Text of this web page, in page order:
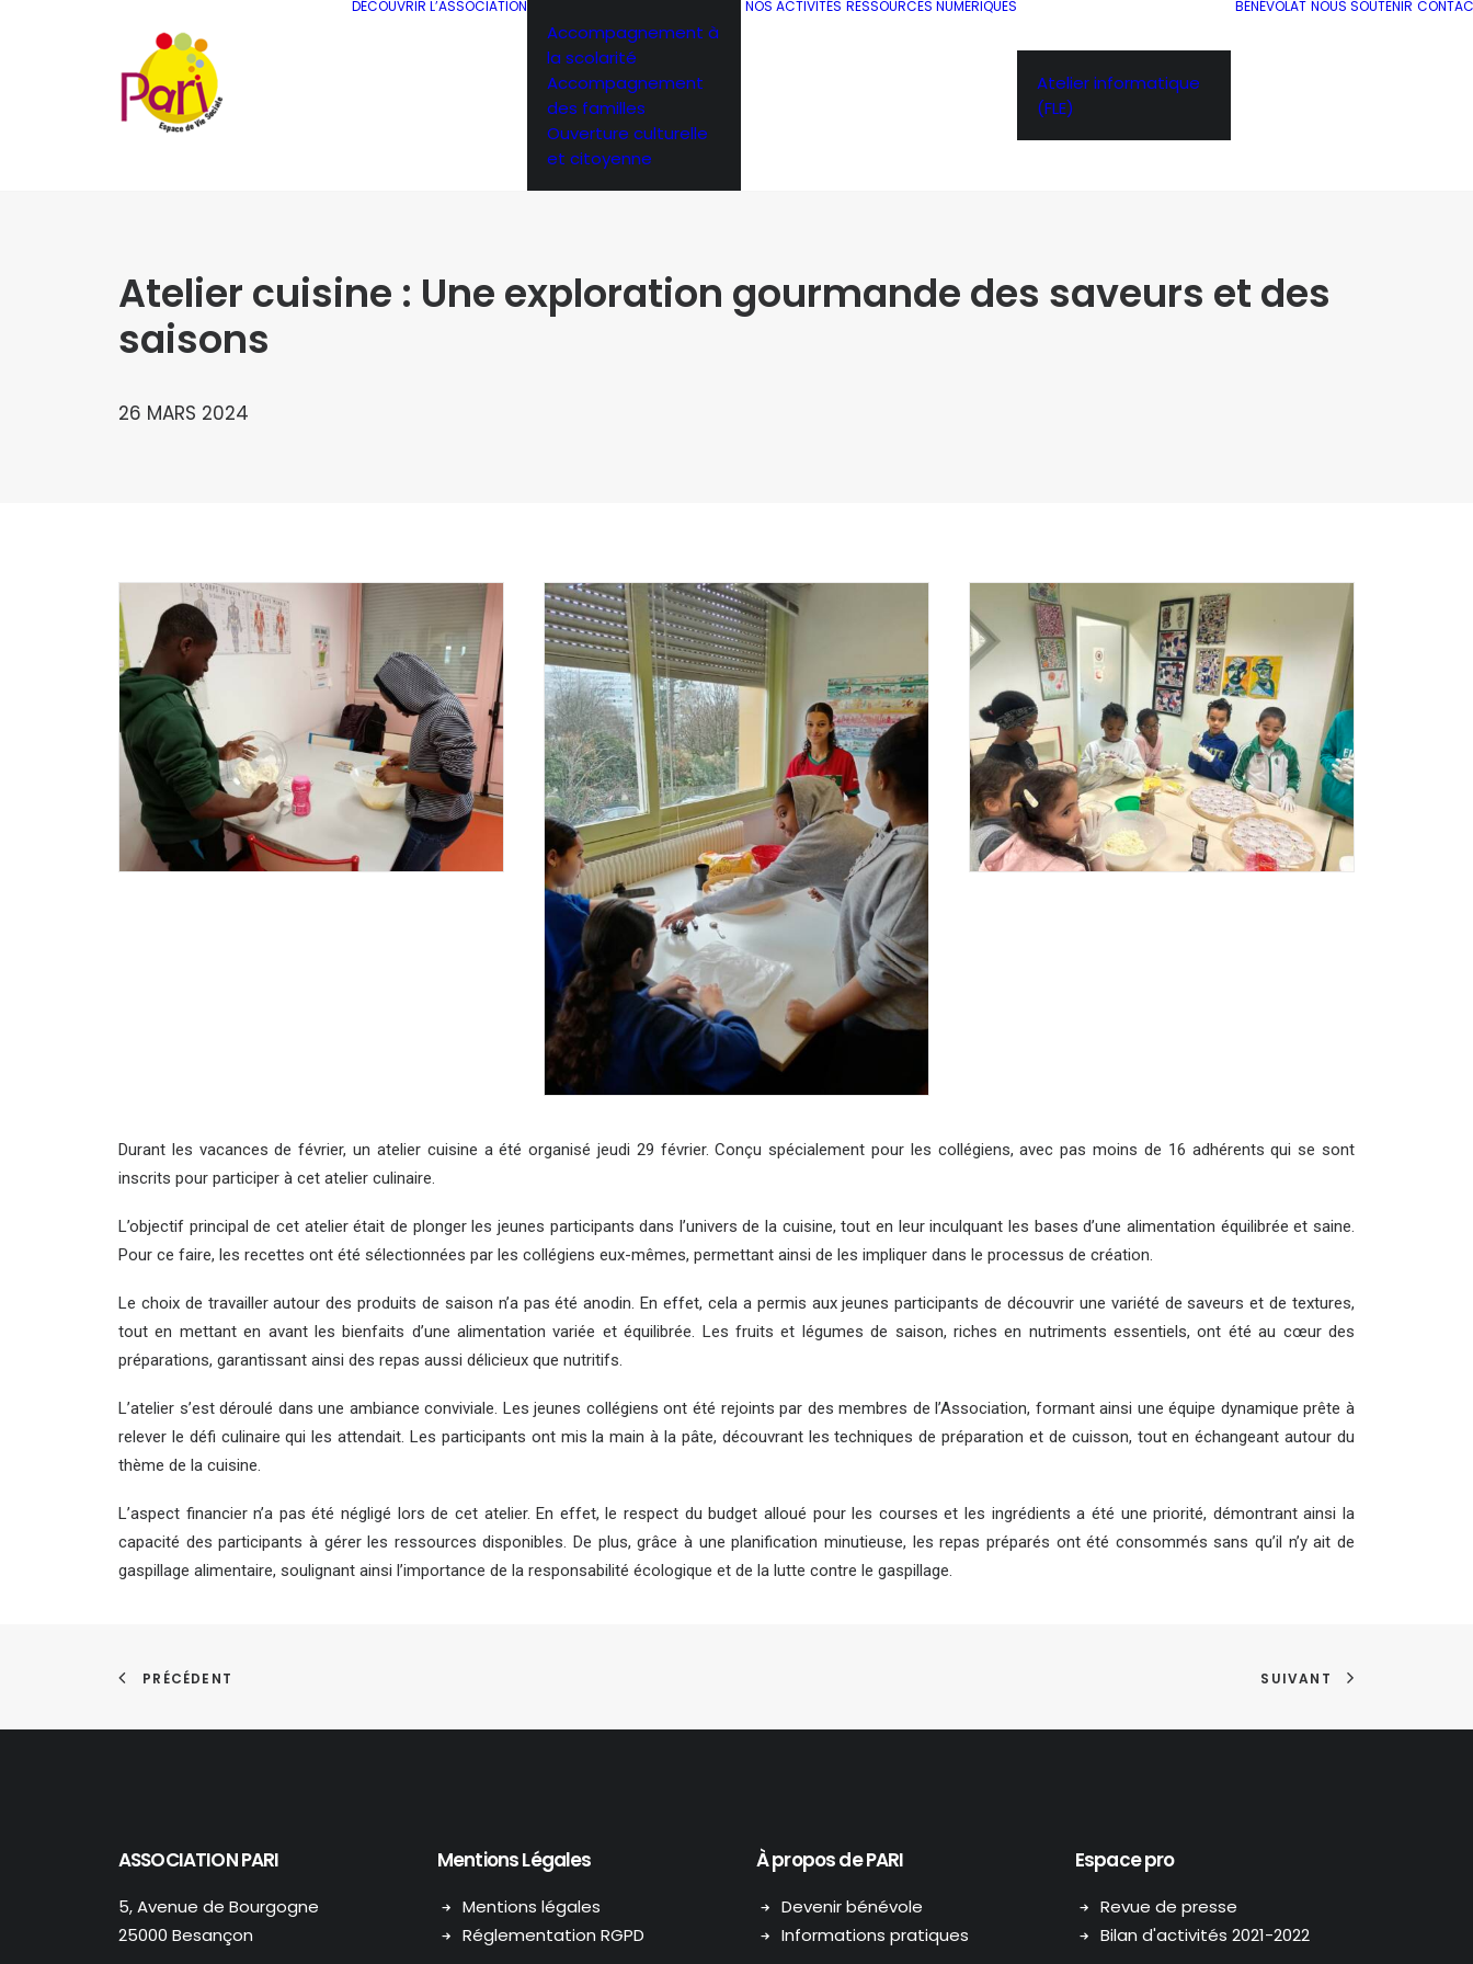
DÉCOUVRIR L’ASSOCIATION
Accompagnement à
la scolarité
Accompagnement
des familles
Ouverture culturelle
et citoyenne
NOS ACTIVITÉS RESSOURCES NUMÉRIQUES
Atelier informatique
(FLE)
BÉNÉVOLAT NOUS SOUTENIR
Atelier cuisine : Une exploration gourmande des saveurs et des
saisons
26 MARS 2024
Durant les vacances de février, un atelier cuisine a été organisé jeudi 29 février. Conçu spécialement pour les collégiens, avec pas moins de 16 adhérents qui se sont
inscrits pour participer à cet atelier culinaire.
L’objectif principal de cet atelier était de plonger les jeunes participants dans l’univers de la cuisine, tout en leur inculquant les bases d’une alimentation équilibrée et saine.
Pour ce faire, les recettes ont été sélectionnées par les collégiens eux-mêmes, permettant ainsi de les impliquer dans le processus de création.
Le choix de travailler autour des produits de saison n’a pas été anodin. En effet, cela a permis aux jeunes participants de découvrir une variété de saveurs et de textures,
tout en mettant en avant les bienfaits d’une alimentation variée et équilibrée. Les fruits et légumes de saison, riches en nutriments essentiels, ont été au cœur des
préparations, garantissant ainsi des repas aussi délicieux que nutritifs.
L’atelier s’est déroulé dans une ambiance conviviale. Les jeunes collégiens ont été rejoints par des membres de l’Association, formant ainsi une équipe dynamique prête à
relever le défi culinaire qui les attendait. Les participants ont mis la main à la pâte, découvrant les techniques de préparation et de cuisson, tout en échangeant autour du
thème de la cuisine.
L’aspect financier n’a pas été négligé lors de cet atelier. En effet, le respect du budget alloué pour les courses et les ingrédients a été une priorité, démontrant ainsi la
capacité des participants à gérer les ressources disponibles. De plus, grâce à une planification minutieuse, les repas préparés ont été consommés sans qu’il n’y ait de
gaspillage alimentaire, soulignant ainsi l’importance de la responsabilité écologique et de la lutte contre le gaspillage.
PRÉCÉDENT SUIVANT
ASSOCIATION PARI
5, Avenue de Bourgogne
25000 Besançon
Mentions Légales
Mentions légales
Réglementation RGPD
À propos de PARI
Devenir bénévole
Informations pratiques
Espace pro
Revue de presse
Bilan d'activités 2021-2022